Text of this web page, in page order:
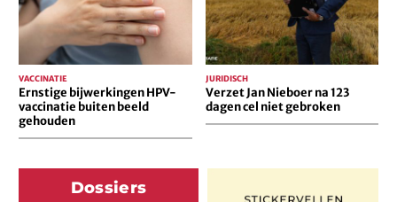
gehouden
Ernstige bijwerkingen HPV-
vaccinatie buiten beeld
gehouden
VACCINATIE
cel
niet
gebroken
Verzet Jan Nieboer na 123
dagen cel niet gebroken
JURIDISCH
Dossiers